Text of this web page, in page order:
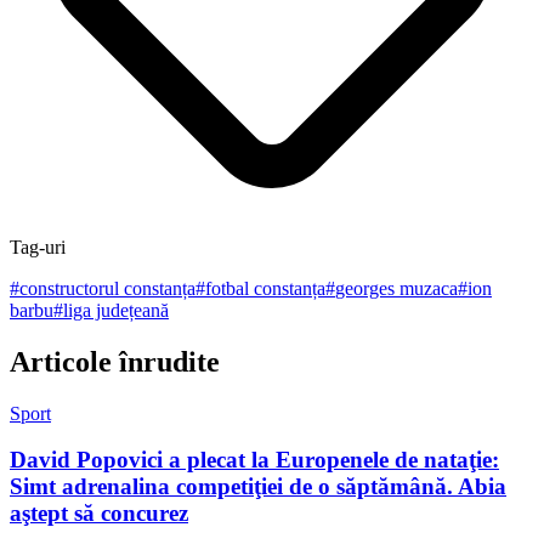
Tag-uri
#constructorul constanța#fotbal constanța#georges muzaca#ion
barbu#liga județeană
Articole înrudite
Sport
David Popovici a plecat la Europenele de nataţie:
Simt adrenalina competiţiei de o săptămână. Abia
aştept să concurez